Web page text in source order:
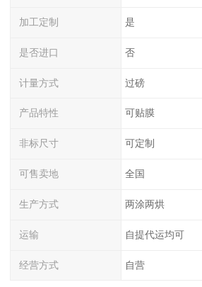
加工定制 是
是否进口 否
计量方式 过磅
产品特性 可贴膜
非标尺寸 可定制
可售卖地 全国
生产方式 两涂两烘
运输 自提代运均可
经营方式 自营